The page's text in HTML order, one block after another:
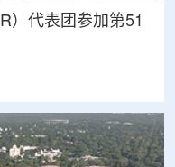
）代表团参加第51